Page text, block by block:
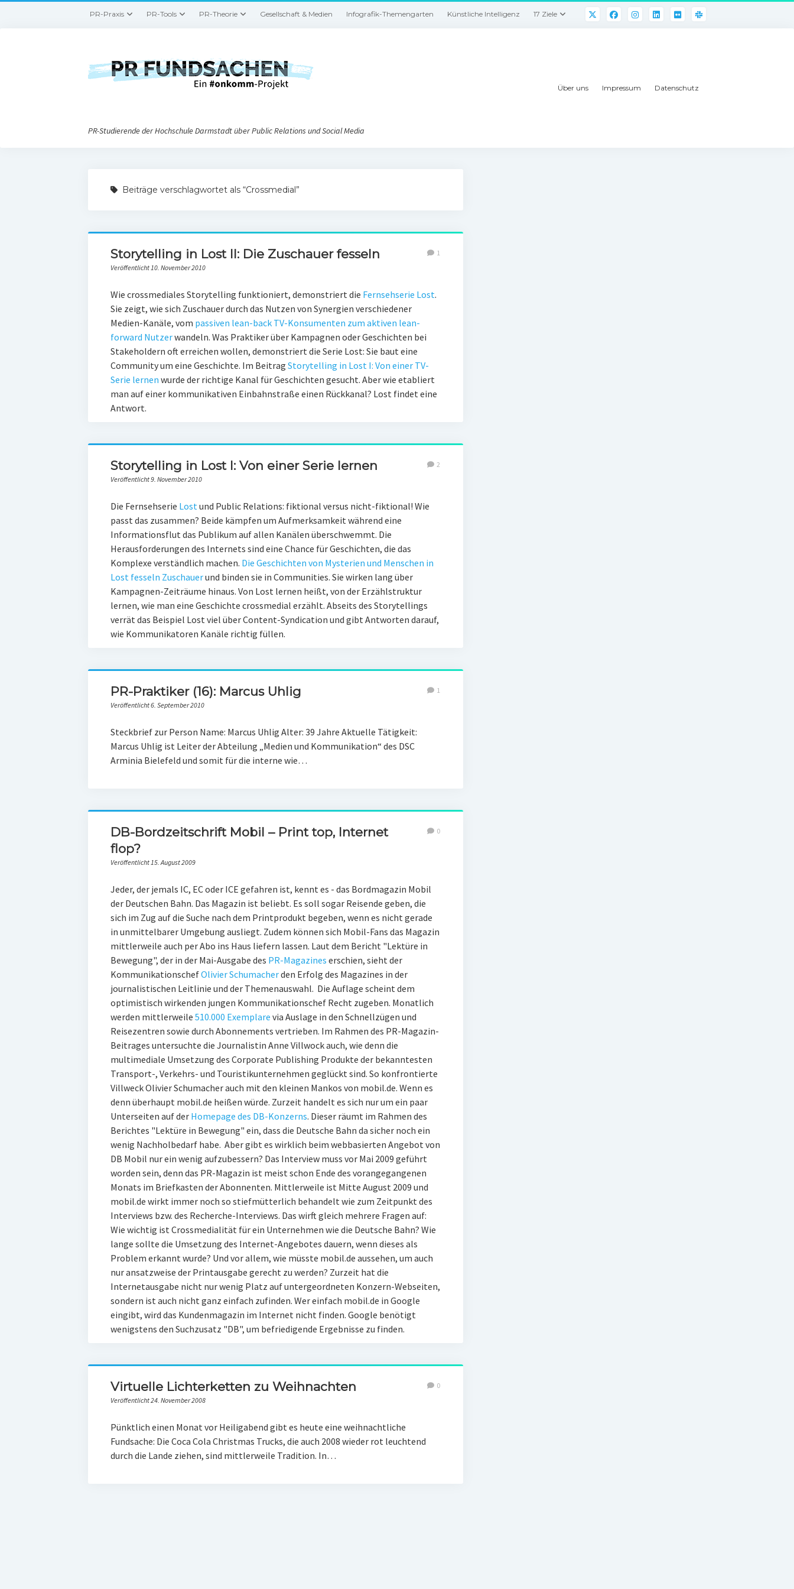
PR-Praxis PR-Tools PR-Theorie Gesellschaft & Medien Infografik-Themengarten Künstliche Intelligenz 17 Ziele
PR-Studierende der Hochschule Darmstadt über Public Relations und Social Media
Über uns Impressum Datenschutz
Beiträge verschlagwortet als “Crossmedial”
Storytelling in Lost II: Die Zuschauer fesseln
Veröffentlicht 10. November 2010
1
Wie crossmediales Storytelling funktioniert, demonstriert die Fernsehserie Lost.
Sie zeigt, wie sich Zuschauer durch das Nutzen von Synergien verschiedener
Medien-Kanäle, vom passiven lean-back TV-Konsumenten zum aktiven lean-
forward Nutzerwandeln. Was Praktiker über Kampagnen oder Geschichten bei
Stakeholdern oft erreichen wollen, demonstriert die Serie Lost: Sie baut eine
Community um eine Geschichte. Im Beitrag Storytelling in Lost I: Von einer TV-
Serie lernen wurde der richtige Kanal für Geschichten gesucht. Aber wie etabliert
man auf einer kommunikativen Einbahnstraße einen Rückkanal? Lost findet eine
Antwort.
Storytelling in Lost I: Von einer Serie lernen
Veröffentlicht 9. November 2010
2
Die Fernsehserie Lostund Public Relations: fiktional versus nicht-fiktional! Wie
passt das zusammen? Beide kämpfen um Aufmerksamkeit während eine
Informationsflut das Publikum auf allen Kanälen überschwemmt. Die
Herausforderungen des Internets sind eine Chance für Geschichten, die das
Komplexe verständlich machen. Die Geschichten von Mysterien und Menschen in
Lost fesseln Zuschauerund binden sie in Communities. Sie wirken lang über
Kampagnen-Zeiträume hinaus. Von Lost lernen heißt, von der Erzählstruktur
lernen, wie man eine Geschichte crossmedial erzählt. Abseits des Storytellings
verrät das Beispiel Lost viel über Content-Syndication und gibt Antworten darauf,
wie Kommunikatoren Kanäle richtig füllen.
PR-Praktiker (16): Marcus Uhlig
Veröffentlicht 6. September 2010
1
Steckbrief zur Person Name: Marcus Uhlig Alter: 39 Jahre Aktuelle Tätigkeit:
Marcus Uhlig ist Leiter der Abteilung „Medien und Kommunikation“ des DSC
Arminia Bielefeld und somit für die interne wie…
DB-Bordzeitschrift Mobil – Print top, Internet
flop?
Veröffentlicht 15. August 2009
0
Jeder, der jemals IC, EC oder ICE gefahren ist, kennt es - das Bordmagazin Mobil
der Deutschen Bahn. Das Magazin ist beliebt. Es soll sogar Reisende geben, die
sich im Zug auf die Suche nach dem Printprodukt begeben, wenn es nicht gerade
in unmittelbarer Umgebung ausliegt. Zudem können sich Mobil-Fans das Magazin
mittlerweile auch per Abo ins Haus liefern lassen. Laut dem Bericht "Lektüre in
Bewegung", der in der Mai-Ausgabe des PR-Magazines erschien, sieht der
KommunikationschefOlivier Schumacherden Erfolg des Magazines in der
journalistischen Leitlinie und der Themenauswahl. Die Auflage scheint dem
optimistisch wirkenden jungen Kommunikationschef Recht zugeben. Monatlich
werden mittlerweile 510.000 Exemplare via Auslage in den Schnellzügen und
Reisezentren sowie durch Abonnements vertrieben. Im Rahmen des PR-Magazin-
Beitrages untersuchte die Journalistin Anne Villwock auch, wie denn die
multimediale Umsetzung des Corporate Publishing Produkte der bekanntesten
Transport-, Verkehrs- und Touristikunternehmen geglückt sind. So konfrontierte
Villweck Olivier Schumacher auch mit den kleinen Mankos von mobil.de. Wenn es
denn überhaupt mobil.de heißen würde. Zurzeit handelt es sich nur um ein paar
Unterseiten auf der Homepage des DB-Konzerns. Dieser räumt im Rahmen des
Berichtes "Lektüre in Bewegung" ein, dass die Deutsche Bahn da sicher noch ein
wenig Nachholbedarf habe. Aber gibt es wirklich beim webbasierten Angebot von
DB Mobil nur ein wenig aufzubessern? Das Interview muss vor Mai 2009 geführt
worden sein, denn das PR-Magazin ist meist schon Ende des vorangegangenen
Monats im Briefkasten der Abonnenten. Mittlerweile ist Mitte August 2009 und
mobil.de wirkt immer noch so stiefmütterlich behandelt wie zum Zeitpunkt des
Interviews bzw. des Recherche-Interviews. Das wirft gleich mehrere Fragen auf:
Wie wichtig ist Crossmedialität für ein Unternehmen wie die Deutsche Bahn? Wie
lange sollte die Umsetzung des Internet-Angebotes dauern, wenn dieses als
Problem erkannt wurde? Und vor allem, wie müsste mobil.de aussehen, um auch
nur ansatzweise der Printausgabe gerecht zu werden? Zurzeit hat die
Internetausgabe nicht nur wenig Platz auf untergeordneten Konzern-Webseiten,
sondern ist auch nicht ganz einfach zufinden. Wer einfach mobil.de in Google
eingibt, wird das Kundenmagazin im Internet nicht finden. Google benötigt
wenigstens den Suchzusatz "DB", um befriedigende Ergebnisse zu finden.
Virtuelle Lichterketten zu Weihnachten
Veröffentlicht 24. November 2008
0
Pünktlich einen Monat vor Heiligabend gibt es heute eine weihnachtliche
Fundsache: Die Coca Cola Christmas Trucks, die auch 2008 wieder rot leuchtend
durch die Lande ziehen, sind mittlerweile Tradition. In…